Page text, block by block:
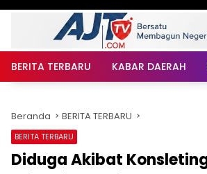
BERITA TERBARU KABAR DAERAH
Beranda BERITA TERBARU
BERITA TERBARU
Diduga Akibat